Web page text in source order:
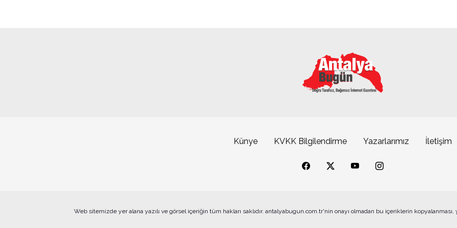
Künye KVKK Bilgilendirme Yazarlarımız İletişim
Web sitemizde yer alana yazılı ve görsel içeriğin tüm hakları saklıdır. antalyabugun.com.tr'nin onayı olmadan bu içeriklerin kopyalanması,